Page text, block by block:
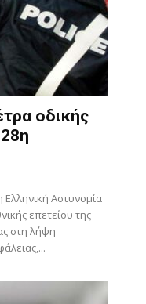
οδικής
Ελληνική Αστυνομία
επετείου της
στη λήψη